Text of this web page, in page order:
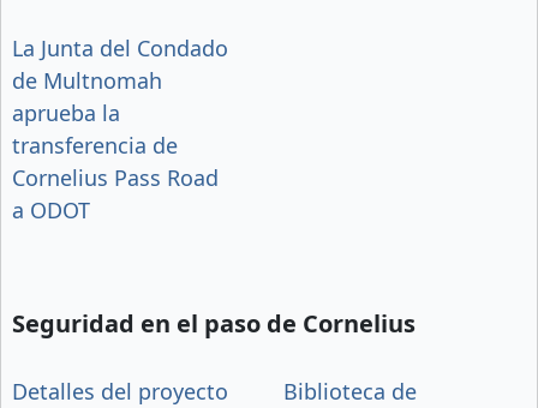
La Junta del Condado
de Multnomah
aprueba la
transferencia de
Cornelius Pass Road
a ODOT
Seguridad en el paso de Cornelius
Detalles del proyecto
Biblioteca de